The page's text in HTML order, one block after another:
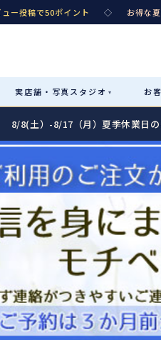
ュー投稿で50ポイント ◇ お得な
実店舗・ 写真スタジオ ▾ お
カテゴリ詳細→
パニエ
Sale
性別・サイズで絞り
レンタル
レンタルのご案内
予約・配送・返却・料金
レンタルの流れ
あんしんパック
汚れ・キズ・破損の補償
8/8(土）-8/17（月）夏季休業日の